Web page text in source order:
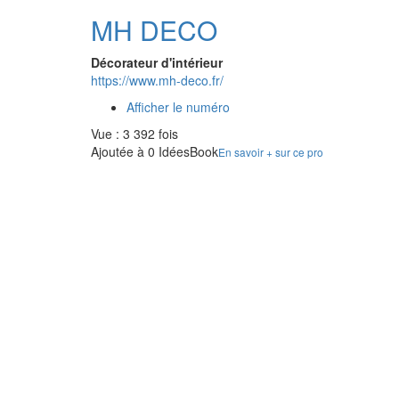
MH DECO
Décorateur d'intérieur
https://www.mh-deco.fr/
Afficher le numéro
Vue : 3 392 fois
Ajoutée à 0 IdéesBookEn savoir + sur ce pro